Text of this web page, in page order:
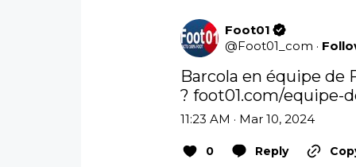
Foot01
@Foot01_com ·
Barcola en équipe de
? foot01.com/equipe-
11:23 AM · Mar 10, 2024
0 Reply